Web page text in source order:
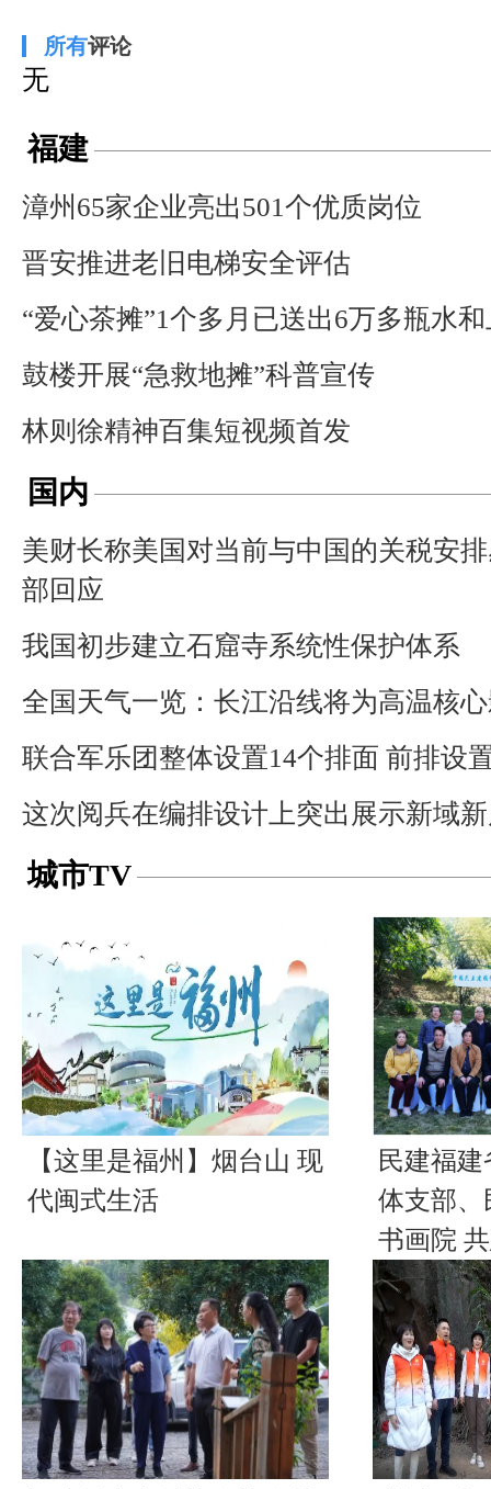
所有评论
无
福建
漳州65家企业亮出501个优质岗位
晋安推进老旧电梯安全评估
“爱心茶摊”1个多月已送出6万多瓶水
鼓楼开展“急救地摊”科普宣传
林则徐精神百集短视频首发
国内
美财长称美国对当前与中国的关税安
部回应
我国初步建立石窟寺系统性保护体系
全国天气一览：长江沿线将为高温核
联合军乐团整体设置14个排面 前排设
这次阅兵在编排设计上突出展示新域
城市TV
【这里是福州】烟台山 现
代闽式生活
民建福
体支部、
书画院